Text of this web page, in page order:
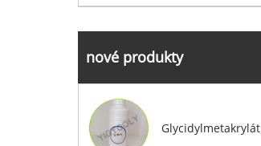
nové produkty
Glycidylmetakrylát